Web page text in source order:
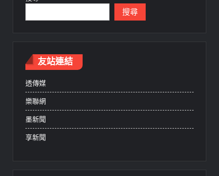
搜尋
友站連結
透傳媒
樂聯網
墨新聞
享新聞